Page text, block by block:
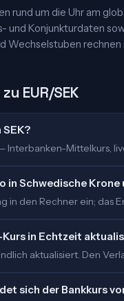
rund um die Uhr am
und Konjunkturdaten
Wechselstuben
EUR/SEK
SEK?
— Interbanken-Mittelkurs,
in Schwedische Krone
in den Rechner ein; das
Kurs in Echtzeit
aktualisiert. Den
sich der Bankkurs